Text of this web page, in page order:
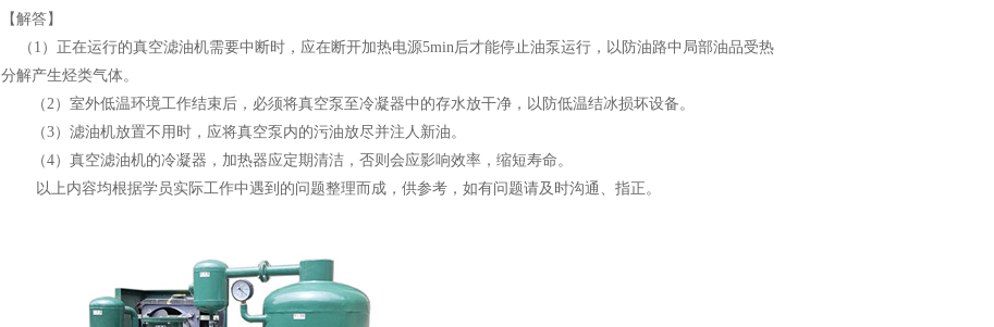
【解答】
（1）正在运行的真空滤油机需要中断时，应在断开加热电源5min后才能停止油泵运行，以防油路中局部油品受热
分解产生烃类气体。
（2）室外低温环境工作结束后，必须将真空泵至冷凝器中的存水放干净，以防低温结冰损坏设备。
（3）滤油机放置不用时，应将真空泵内的污油放尽并注人新油。
（4）真空滤油机的冷凝器，加热器应定期清洁，否则会应影响效率，缩短寿命。
以上内容均根据学员实际工作中遇到的问题整理而成，供参考，如有问题请及时沟通、指正。